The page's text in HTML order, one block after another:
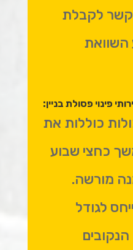
קשר לקבלת
השוואת
פינוי פסולת בניין:
כוללות את
כחצי שבוע
מורשה.
לגודל